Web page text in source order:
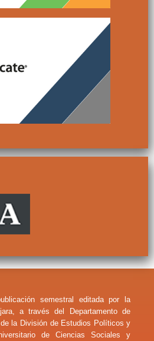
semestral editada por la
a través del Departamento de
la División de Estudios Políticos y
de Ciencias Sociales y